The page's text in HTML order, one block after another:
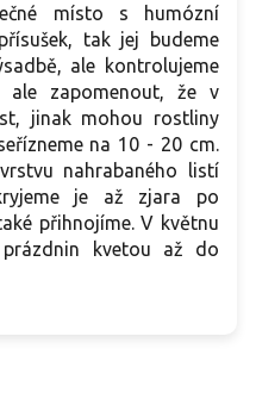
místo s humózní
tak jej budeme
ale kontrolujeme
ale zapomenout, že v
jinak mohou rostliny
na 10 - 20 cm.
nahrabaného listí
je až zjara po
přihnojíme. V květnu
kvetou až do